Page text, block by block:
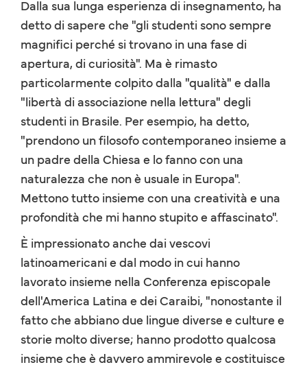
Dalla sua lunga esperienza di insegnamento, ha
detto di sapere che "gli studenti sono sempre
magnifici perché si trovano in una fase di
apertura, di curiosità". Ma è rimasto
particolarmente colpito dalla "qualità" e dalla
"libertà di associazione nella lettura" degli
studenti in Brasile. Per esempio, ha detto,
"prendono un filosofo contemporaneo insieme a
un padre della Chiesa e lo fanno con una
naturalezza che non è usuale in Europa".
Mettono tutto insieme con una creatività e una
profondità che mi hanno stupito e affascinato".
È impressionato anche dai vescovi
latinoamericani e dal modo in cui hanno
lavorato insieme nella Conferenza episcopale
dell'America Latina e dei Caraibi, "nonostante il
fatto che abbiano due lingue diverse e culture e
storie molto diverse; hanno prodotto qualcosa
insieme che è davvero ammirevole e costituisce